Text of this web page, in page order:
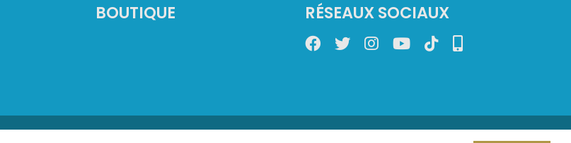
BOUTIQUE RÉSEAUX SOCIAUX